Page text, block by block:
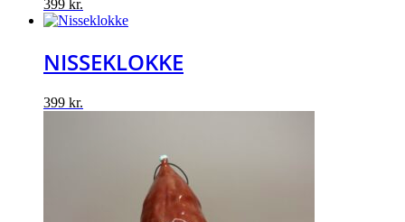
399 kr.
NISSEKLOKKE
399 kr.